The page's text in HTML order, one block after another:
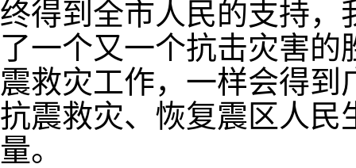
终得到全市人民的支持，
了一个又一个抗击灾害
震救灾工作，一样会得
抗震救灾、恢复震区人民
量。